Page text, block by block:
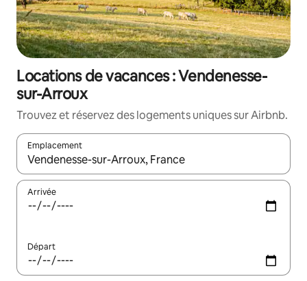
Locations de vacances : Vendenesse-
sur-Arroux
Trouvez et réservez des logements uniques sur Airbnb.
Emplacement
Quand les résultats sont affichés, parcourez-les en utilisant
Arrivée
Départ